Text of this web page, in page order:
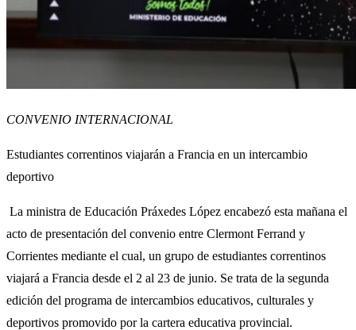
CONVENIO INTERNACIONAL
Estudiantes correntinos viajarán a Francia en un intercambio
deportivo
La ministra de Educación Práxedes López encabezó esta mañana el
acto de presentación del convenio entre Clermont Ferrand y
Corrientes mediante el cual, un grupo de estudiantes correntinos
viajará a Francia desde el 2 al 23 de junio. Se trata de la segunda
edición del programa de intercambios educativos, culturales y
deportivos promovido por la cartera educativa provincial.